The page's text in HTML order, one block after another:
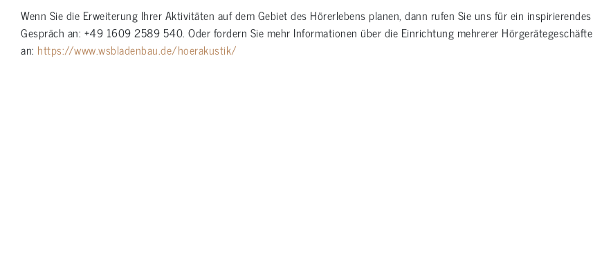
Wenn Sie die Erweiterung Ihrer Aktivitäten auf dem Gebiet des Hörerlebens planen, dann rufen Sie uns für ein inspirierendes
Gespräch an: +49 1609 2589 540. Oder fordern Sie mehr Informationen über die Einrichtung mehrerer Hörgerätegeschäfte
an: https://www.wsbladenbau.de/hoerakustik/